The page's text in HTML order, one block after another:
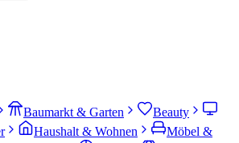
Baumarkt & Garten
Beauty
Haushalt & Wohnen
Möbel &